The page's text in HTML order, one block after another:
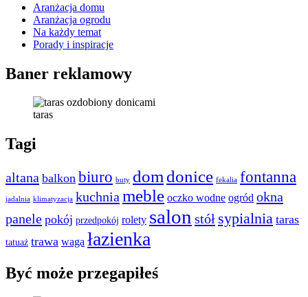
Aranżacja domu
Aranżacja ogrodu
Na każdy temat
Porady i inspiracje
Baner reklamowy
taras
Tagi
altana balkon biuro buty dom donice fekalia fontanna
jadalnia klimatyzacja kuchnia meble oczko wodne ogród okna
panele pokój przedpokój rolety salon stół sypialnia taras
tatuaż trawa waga łazienka
Być może przegapiłeś